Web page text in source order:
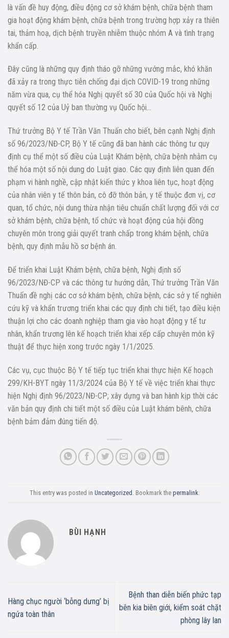
là vấn đề huy động, điều động cơ sở khám bệnh, chữa bệnh tham
gia hoạt động khám bệnh, chữa bệnh trong trường hợp xảy ra thiên
tai, thảm hoạ, dịch bệnh truyền nhiễm thuộc nhóm A và tình trạng
khẩn cấp.
Đây cũng là những quy định tháo gỡ những vướng mắc, khó khăn
đã xảy ra trong thực tiễn chống đại dịch COVID-19 trong những
năm vừa qua, cụ thể hóa Nghị quyết số 30 của Quốc hội và Nghị
quyết số 12 của Uỷ ban thường vụ Quốc hội…
Thứ trưởng Bộ Y tế Trần Văn Thuấn cho biết, bên cạnh Nghị định
số 96/2023/NĐ-CP, Bộ Y tế cũng đã ban hành các thông tư quy
định cụ thể một số điều của Luật Khám bệnh, chữa bệnh nhằm cụ
thể hóa một số nội dung do Luật giao. Các quy định liên quan đến
phạm vi hành nghề, cập nhật kiến thức y khoa liên tục, hoạt động
của nhân viên y tế thôn bản, cô đỡ thôn bản, y tế thuộc đơn vị, cơ
quan, tổ chức, nội dung thừa nhận tiêu chuẩn chất lượng đối với cơ
sở khám bệnh, chữa bệnh, tổ chức và hoạt động của hội đồng
chuyên môn trong giải quyết tranh chấp trong khám bệnh, chữa
bệnh, quy định mẫu hồ sơ bệnh án.
Để triển khai Luật Khám bệnh, chữa bệnh, Nghị định số
96/2023/NĐ-CP và các thông tư hướng dẫn, Thứ trưởng Trần Văn
Thuấn đề nghị các cơ sở khám bệnh, chữa bệnh, các sở y tế nghiên
cứu kỹ và khẩn trương triển khai các quy định chi tiết, tạo điều kiện
thuận lợi cho các doanh nghiệp tham gia vào hoạt động y tế tư
nhân, khẩn trương lên kế hoạch triển khai xếp cấp chuyên môn kỹ
thuật để thực hiện xong trước ngày 1/1/2025.
Các vụ, cục thuộc Bộ Y tế tiếp tục triển khai thực hiện Kế hoạch
299/KH-BYT ngày 11/3/2024 của Bộ Y tế về việc triển khai thực
hiện Nghị định 96/2023/NĐ-CP; xây dựng và ban hành kịp thời các
văn bản quy định chi tiết một số điều của Luật khám bênh, chữa
bệnh bảm đảm đúng tiến độ.
This entry was posted in Uncategorized . Bookmark the permalink.
BÙI HẠNH
Hàng chục người ‘bỗng dưng’ bị
ngứa toàn thân
Bệnh than diễn biến phức tạp
bên kia biên giới, kiểm soát chặt
phòng lây lan